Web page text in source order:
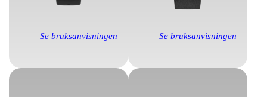
Se bruksanvisningen Se bruksanvisningen